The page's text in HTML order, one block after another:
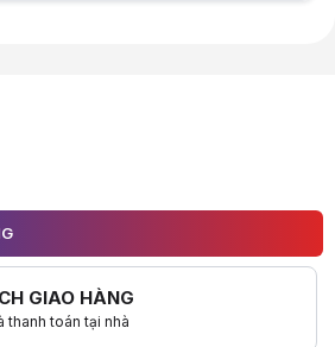
GIAO HÀNG
thanh toán tại nhà